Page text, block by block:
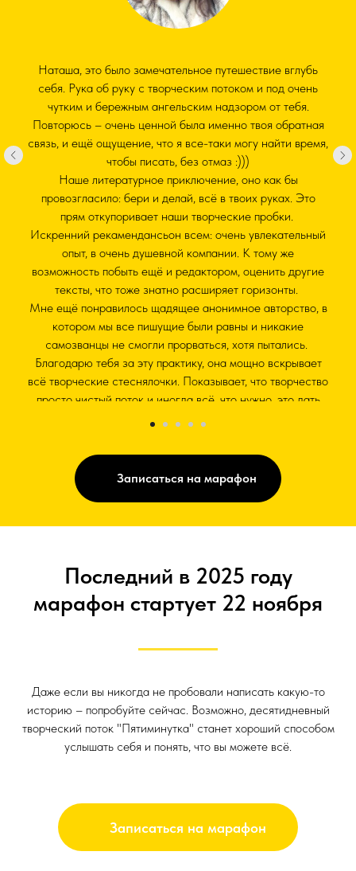
Наташа, это было замечательное путешествие вглубь
себя. Рука об руку с творческим потоком и под очень
чутким и бережным ангельским надзором от тебя.
Повторюсь – очень ценной была именно твоя обратная
связь, и ещё ощущение, что я все-таки могу найти время,
чтобы писать, без отмаз :)))
Наше литературное приключение, оно как бы
провозгласило: бери и делай, всё в твоих руках. Это
прям откупоривает наши творческие пробки.
Искренний рекамендансьон всем: очень увлекательный
опыт, в очень душевной компании. К тому же
возможность побыть ещё и редактором, оценить другие
тексты, что тоже знатно расширяет горизонты.
Мне ещё понравилось щадящее анонимное авторство, в
котором мы все пишущие были равны и никакие
самозванцы не смогли прорваться, хотя пытались.
Благодарю тебя за эту практику, она мощно вскрывает
всё творческие стеснялочки. Показывает, что творчество
просто чистый поток и иногда всё, что нужно, это дать
Ксения Боровская
Тг-каналХроники Ксю/не только Pro мам
Записаться на марафон
Последний в 2025 году
марафон стартует 22 ноября
Даже если вы никогда не пробовали написать какую-то
историю – попробуйте сейчас. Возможно, десятидневный
творческий поток "Пятиминутка" станет хороший способом
услышать себя и понять, что вы можете всё.
Записаться на марафон